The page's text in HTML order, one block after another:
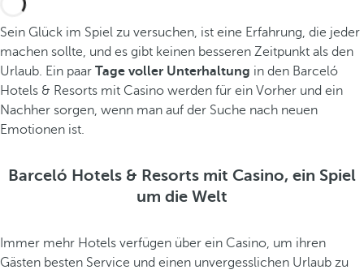
Sein Glück im Spiel zu versuchen, ist eine Erfahrung, die jeder
machen sollte, und es gibt keinen besseren Zeitpunkt als den
Urlaub. Ein paar Tage voller Unterhaltung in den Barceló
Hotels & Resorts mit Casino werden für ein Vorher und ein
Nachher sorgen, wenn man auf der Suche nach neuen
Emotionen ist.
Barceló Hotels & Resorts mit Casino, ein Spiel
um die Welt
Immer mehr Hotels verfügen über ein Casino, um ihren
Gästen besten Service und einen unvergesslichen Urlaub zu